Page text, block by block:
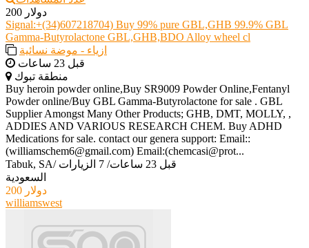
200 دولار
Signal:+(34)607218704) Buy 99% pure GBL,GHB 99.9% GBL
Gamma-Butyrolactone GBL,GHB,BDO Alloy wheel cl
ازياء - موضة نسائية
قبل 23 ساعات
منطقة تبوك
Buy heroin powder online,Buy SR9009 Powder Online,Fentanyl
Powder online/Buy GBL Gamma-Butyrolactone for sale . GBL
Supplier Amongst Many Other Products; GHB, DMT, MOLLY, ,
ADDIES AND VARIOUS RESEARCH CHEM. Buy ADHD
Medications for sale. contact our genera support: Email::
(williamschem6@gmail.com) Email:(chemcasi@prot...
Tabuk, SA/ قبل 23 ساعات / 7 الزيارات
السعودية
200 دولار
williamswest